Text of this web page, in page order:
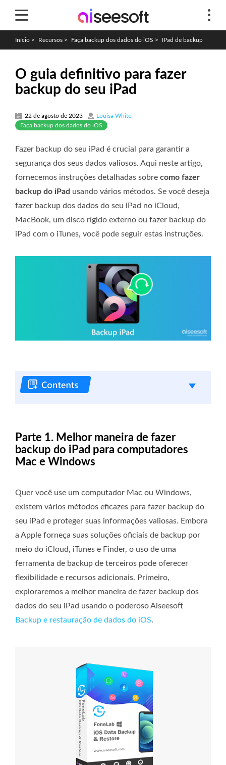
Início > Recursos > Faça backup dos dados do iOS > IPad de backup
O guia definitivo para fazer
backup do seu iPad
22 de agosto de 2023
Louisa White
Faça backup dos dados do iOS
Fazer backup do seu iPad é crucial para garantir a
segurança dos seus dados valiosos. Aqui neste artigo,
fornecemos instruções detalhadas sobre como fazer
backup do iPad usando vários métodos. Se você deseja
fazer backup dos dados do seu iPad no iCloud,
MacBook, um disco rígido externo ou fazer backup do
iPad com o iTunes, você pode seguir estas instruções.
Parte 1. Melhor maneira de fazer
backup do iPad para computadores
Mac e Windows
Quer você use um computador Mac ou Windows,
existem vários métodos eficazes para fazer backup do
seu iPad e proteger suas informações valiosas. Embora
a Apple forneça suas soluções oficiais de backup por
meio do iCloud, iTunes e Finder, o uso de uma
ferramenta de backup de terceiros pode oferecer
flexibilidade e recursos adicionais. Primeiro,
exploraremos a melhor maneira de fazer backup dos
dados do seu iPad usando o poderoso Aiseesoft
Backup e restauração de dados do iOS.